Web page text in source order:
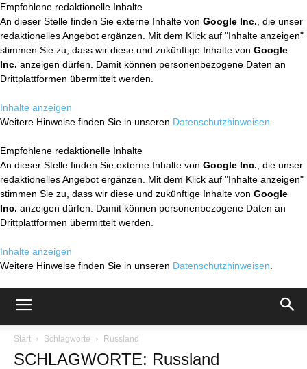
Empfohlene redaktionelle Inhalte
An dieser Stelle finden Sie externe Inhalte von Google Inc. , die unser
redaktionelles Angebot ergänzen. Mit dem Klick auf "Inhalte anzeigen"
stimmen Sie zu, dass wir diese und zukünftige Inhalte von Google
Inc. anzeigen dürfen. Damit können personenbezogene Daten an
Drittplattformen übermittelt werden.
Inhalte anzeigen
Weitere Hinweise finden Sie in unseren Datenschutzhinweisen
Empfohlene redaktionelle Inhalte
An dieser Stelle finden Sie externe Inhalte von Google Inc. , die unser
redaktionelles Angebot ergänzen. Mit dem Klick auf "Inhalte anzeigen"
stimmen Sie zu, dass wir diese und zukünftige Inhalte von Google
Inc. anzeigen dürfen. Damit können personenbezogene Daten an
Drittplattformen übermittelt werden.
Inhalte anzeigen
Weitere Hinweise finden Sie in unseren Datenschutzhinweisen
Start Schlagworte Russland
SCHLAGWORTE: Russland